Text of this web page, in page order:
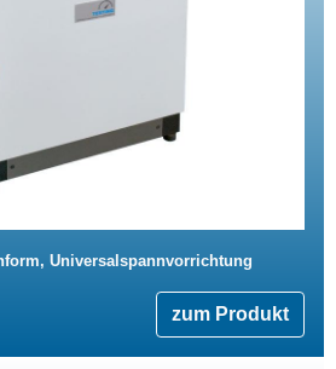
Universalspannvorrichtung
zum Produkt